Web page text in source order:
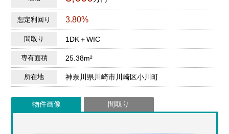
想定利回り 3.80%
間取り 1DK＋WIC
専有面積 25.38m²
所在地 神奈川県川崎市川崎区小川町
物件画像 間取り